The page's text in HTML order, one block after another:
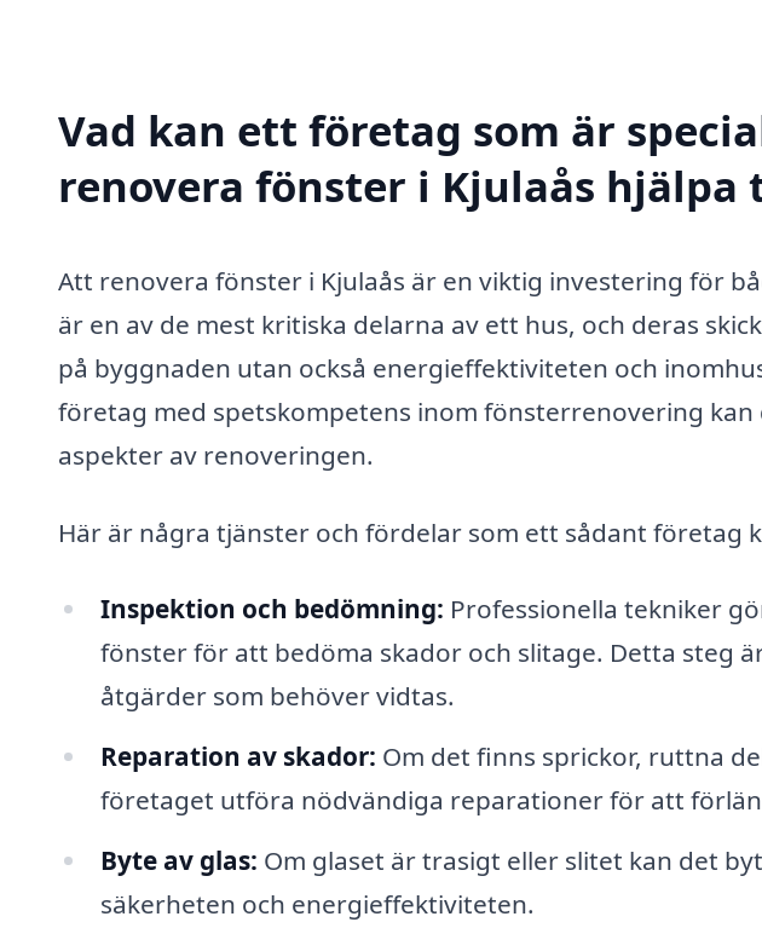
Vad kan ett företag som är
renovera fönster i Kjulaås hjälpa
Att renovera fönster i Kjulaås är en viktig investering för
är en av de mest kritiska delarna av ett hus, och deras
på byggnaden utan också energieffektiviteten och
företag med spetskompetens inom fönsterrenovering kan
aspekter av renoveringen.
Här är några tjänster och fördelar som ett sådant företag
Inspektion och bedömning: Professionella tekniker
fönster för att bedöma skador och slitage. Detta steg
åtgärder som behöver vidtas.
Reparation av skador: Om det finns sprickor, ruttna
företaget utföra nödvändiga reparationer för att
Byte av glas: Om glaset är trasigt eller slitet kan det
säkerheten och energieffektiviteten.